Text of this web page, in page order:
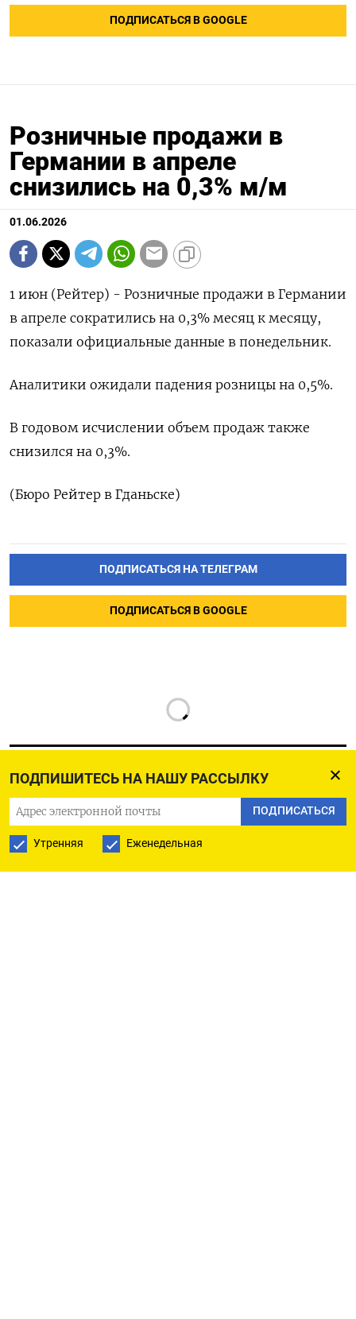
ПОДПИШИТЕСЬ НА НАШУ РАССЫЛКУ
ПОДПИСАТЬСЯ
Утренняя Еженедельная
ПОДПИСАТЬСЯ В GOOGLE
Розничные продажи в
Германии в апреле
снизились на 0,3% м/м
01.06.2026
1 июн (Рейтер) - Розничные ‌продажи ​в ​Германии
в ​апреле сократились ⁠на ‌0,3% ‌месяц к ​месяцу,
‌показали ​официальные ‌данные в понедельник.
Аналитики ожидали ​падения ​розницы ‌на ​0,5%.
В годовом исчислении объем продаж ​также
⁠снизился ‌на ‌0,3%.
(Бюро Рейтер ​в ‌Гданьске)
ПОДПИСАТЬСЯ НА ТЕЛЕГРАМ
ПОДПИСАТЬСЯ В GOOGLE
РУССКАЯ СЛУЖБА
ПОДПИШИТЕСЬ НА НАШУ РАССЫЛКУ